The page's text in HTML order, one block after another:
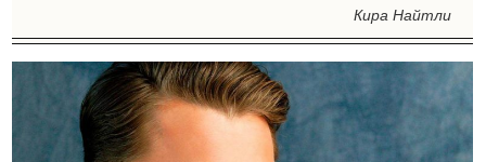
Кира Найтли